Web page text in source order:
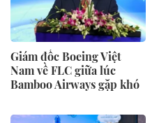
Giám đốc Boeing Việt
Nam về FLC giữa lúc
Bamboo Airways gặp khó